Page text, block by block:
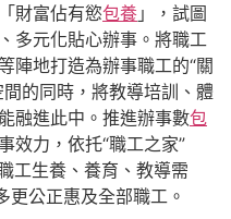
財富佔有慾包養 」，試圖
多元化貼心辦事。將職工
陣地打造為辦事職工的“關
的同時，將教導培訓、體
融進此中。推進辦事數包
效力，依托“職工之家”
工生養、養育、教導需
更公正惠及全部職工。